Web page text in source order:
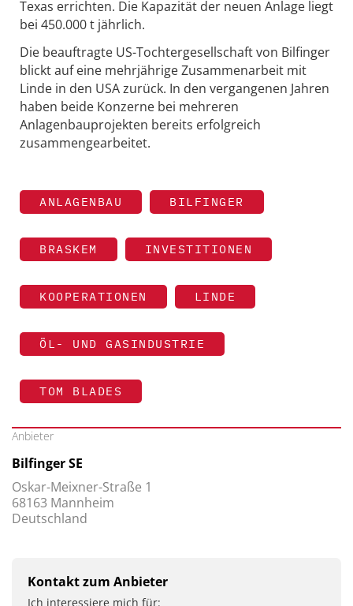
Texas errichten. Die Kapazität der neuen Anlage liegt
bei 450.000 t jährlich.
Die beauftragte US-Tochtergesellschaft von Bilfinger
blickt auf eine mehrjährige Zusammenarbeit mit
Linde in den USA zurück. In den vergangenen Jahren
haben beide Konzerne bei mehreren
Anlagenbauprojekten bereits erfolgreich
zusammengearbeitet.
ANLAGENBAU BILFINGER
BRASKEM INVESTITIONEN
KOOPERATIONEN LINDE
ÖL- UND GASINDUSTRIE
TOM BLADES
Anbieter
Bilfinger SE
Oskar-Meixner-Straße 1
68163 Mannheim
Deutschland
Kontakt zum Anbieter
Ich interessiere mich für: